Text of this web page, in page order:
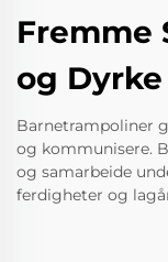
Fremme
og
Barnetrampoliner
og kommunisere.
og samarbeide
ferdigheter og